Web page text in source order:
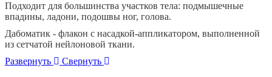
Подходит для большинства участков тела: подмышечные
впадины, ладони, подошвы ног, голова.
Дабоматик - флакон с насадкой-аппликатором, выполненной
из сетчатой нейлоновой ткани.
Развернуть
Свернуть